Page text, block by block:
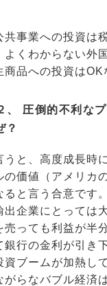
共事業への投資は
よくわからない外
商品への投資はOK
、 圧倒的不利な
？
うと、高度成長時
の価値（アメリカ
ると言う合意です
出企業にとっては
売っても利益が半
銀行の金利が引き
資ブームが加熱し
がらなバブル経済